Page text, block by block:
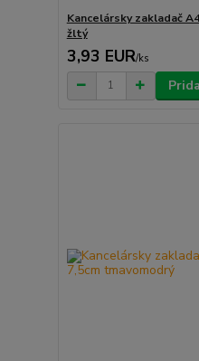
Kancelársky zakladač
žltý
3,93 EUR/ks